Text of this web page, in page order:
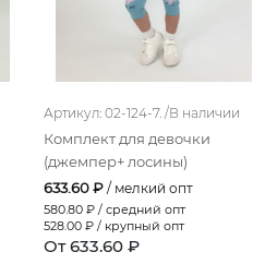
Артикул: 02-124-7. /В наличии
Комплект для девочки
(джемпер+ лосины)
633.60 ₽ / мелкий опт
580.80 ₽ / средний опт
528.00 ₽ / крупный опт
От 633.60 ₽